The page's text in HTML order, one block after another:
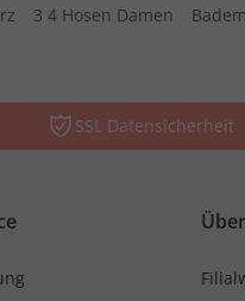
3 4 Hosen Damen
SSL Datensicherheit